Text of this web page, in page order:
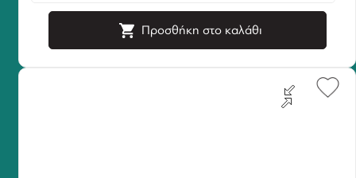
Προσθήκη στο καλάθι